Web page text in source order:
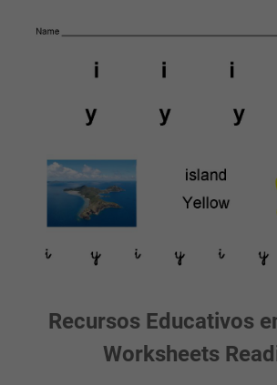
Recursos Educativos
Worksheets